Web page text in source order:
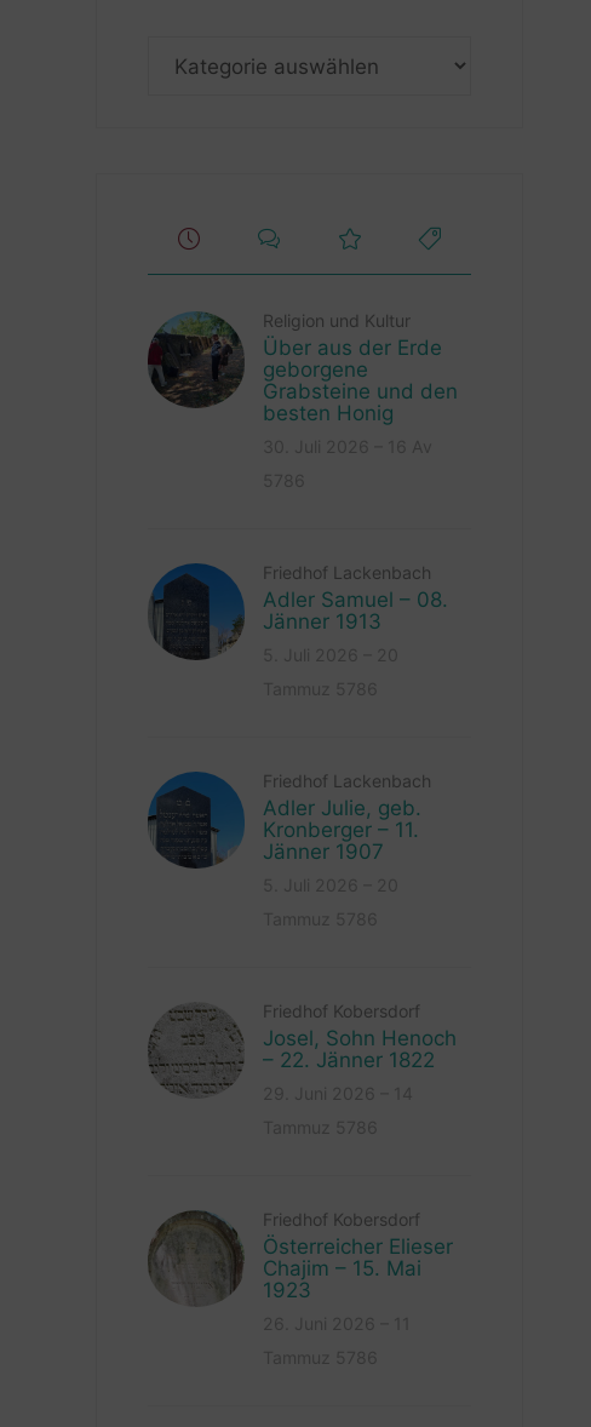
Religion und Kultur
Über aus der Erde
geborgene
Grabsteine und den
besten Honig
Friedhof Lackenbach
Adler Samuel – 08.
Jänner 1913
Friedhof Lackenbach
Adler Julie, geb.
Kronberger – 11.
Jänner 1907
Friedhof Kobersdorf
Josel, Sohn Henoch
– 22. Jänner 1822
Friedhof Kobersdorf
Österreicher Elieser
Chajim – 15. Mai
1923